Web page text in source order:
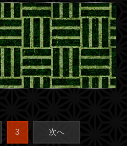
3 次へ